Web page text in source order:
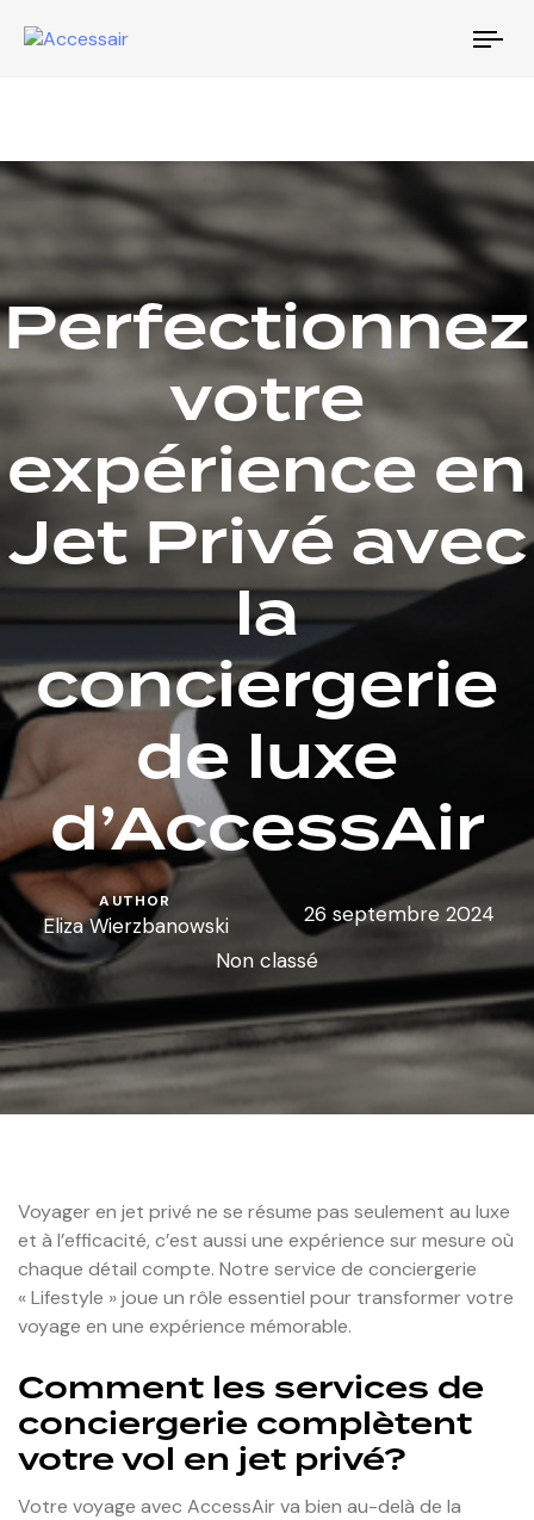
Perfectionnez
votre
expérience en
Jet Privé avec
la
conciergerie
de luxe
d’AccessAir
AUTHOR
Eliza Wierzbanowski
26 septembre 2024
Non classé
Voyager en jet privé ne se résume pas seulement au luxe
et à l’efficacité, c’est aussi une expérience sur mesure où
chaque détail compte. Notre service de conciergerie
« Lifestyle » joue un rôle essentiel pour transformer votre
voyage en une expérience mémorable.
Comment les services de
conciergerie complètent
votre vol en jet privé?
Votre voyage avec AccessAir va bien au-delà de la